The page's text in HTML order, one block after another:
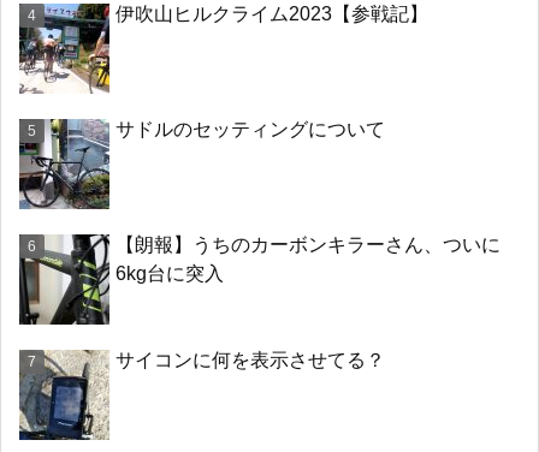
伊吹山ヒルクライム2023【参戦記】
サドルのセッティングについて
【朗報】うちのカーボンキラーさん、ついに
6kg台に突入
サイコンに何を表示させてる？